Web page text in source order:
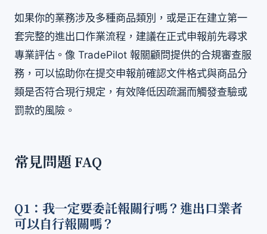
如果你的業務涉及多種商品類別，或是正在建立第一
套完整的進出口作業流程，建議在正式申報前先尋求
專業評估。像 TradePilot 報關顧問提供的合規審查服
務，可以協助你在提交申報前確認文件格式與商品分
類是否符合現行規定，有效降低因疏漏而觸發查驗或
罰款的風險。
常見問題 FAQ
Q1：我一定要委託報關行嗎？進出口業者
可以自行報關嗎？